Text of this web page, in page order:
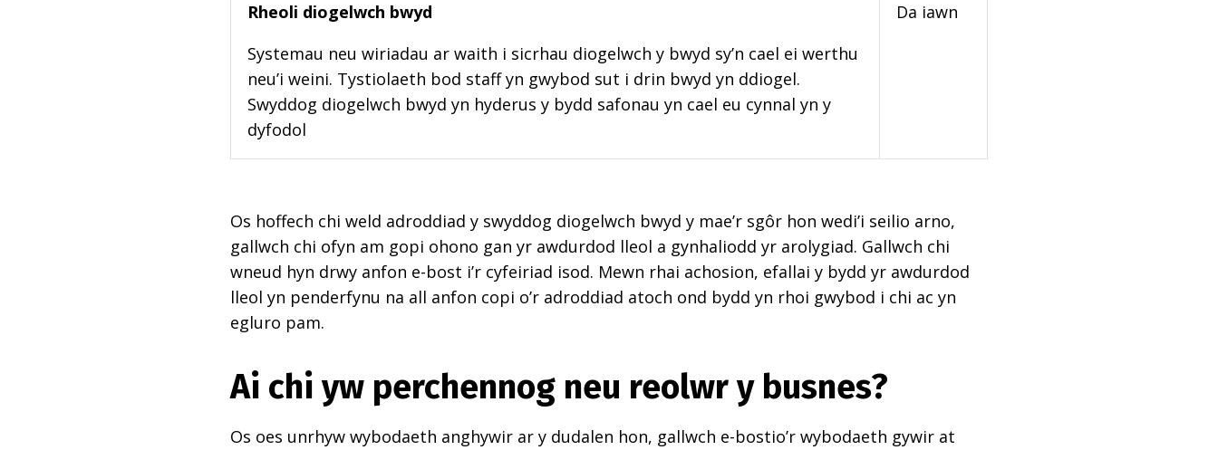
Rheoli diogelwch bwyd
Systemau neu wiriadau ar waith i sicrhau diogelwch y bwyd sy’n cael ei werthu
neu’i weini. Tystiolaeth bod staff yn gwybod sut i drin bwyd yn ddiogel.
Swyddog diogelwch bwyd yn hyderus y bydd safonau yn cael eu cynnal yn y
dyfodol
Da iawn
Os hoffech chi weld adroddiad y swyddog diogelwch bwyd y mae’r sgôr hon wedi’i seilio arno,
gallwch chi ofyn am gopi ohono gan yr awdurdod lleol a gynhaliodd yr arolygiad. Gallwch chi
wneud hyn drwy anfon e-bost i’r cyfeiriad isod. Mewn rhai achosion, efallai y bydd yr awdurdod
lleol yn penderfynu na all anfon copi o’r adroddiad atoch ond bydd yn rhoi gwybod i chi ac yn
egluro pam.
Ai chi yw perchennog neu reolwr y busnes?
Os oes unrhyw wybodaeth anghywir ar y dudalen hon, gallwch e-bostio’r wybodaeth gywir at